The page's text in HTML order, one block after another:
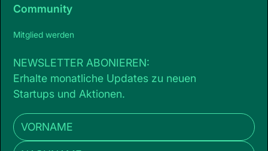
Community
Mitglied werden
NEWSLETTER ABONIEREN:
Erhalte monatliche Updates zu neuen
Startups und Aktionen.